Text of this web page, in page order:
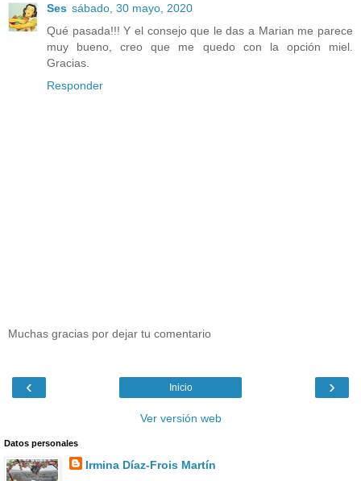
Ses sábado, 30 mayo, 2020
Qué pasada!!! Y el consejo que le das a Marian me parece
muy bueno, creo que me quedo con la opción miel.
Gracias.
Responder
Muchas gracias por dejar tu comentario
‹ ›
Inicio
Ver versión web
Datos personales
Irmina Díaz-Frois Martín